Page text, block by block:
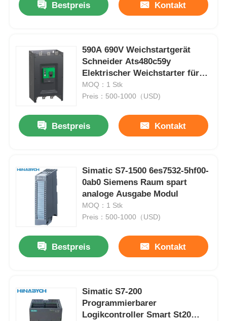
Bestpreis Kontakt
590A 690V Weichstartgerät
Schneider Ats480c59y
Elektrischer Weichstarter für
Industrie
MOQ：1 Stk
Preis：500-1000（USD)
Bestpreis Kontakt
Simatic S7-1500 6es7532-5hf00-
0ab0 Siemens Raum spart
analoge Ausgabe Modul
MOQ：1 Stk
Preis：500-1000（USD)
Bestpreis Kontakt
Simatic S7-200
Programmierbarer
Logikcontroller Smart St20